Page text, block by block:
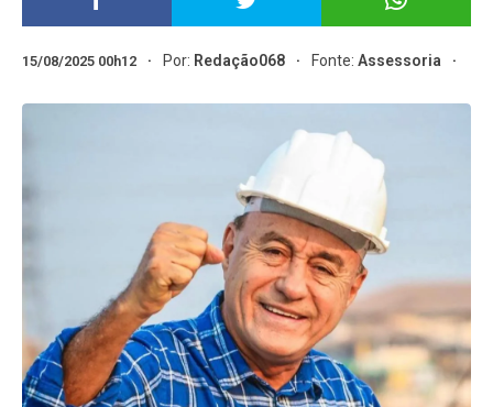
15/08/2025 00h12 Por: Redação068 Fonte:Assessoria